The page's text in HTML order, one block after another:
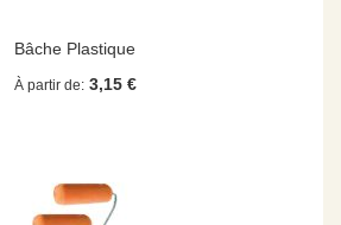
Bâche Plastique
À partir de 3,15 €